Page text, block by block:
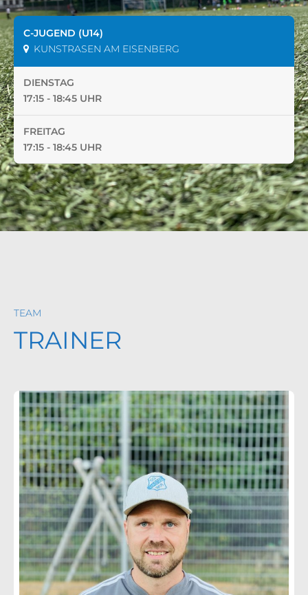
C-JUGEND (U14)
KUNSTRASEN AM EISENBERG
DIENSTAG
17:15 - 18:45 UHR
FREITAG
17:15 - 18:45 UHR
TEAM
TRAINER